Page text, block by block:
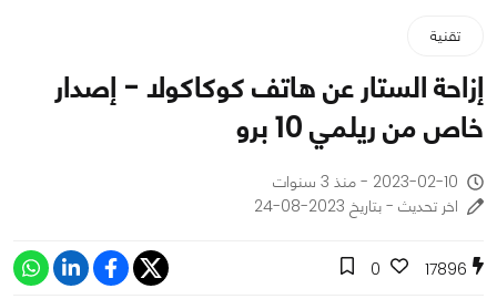
تقنية
إزاحة الستار عن هاتف كوكاكولا - إصدار
خاص من ريلمي 10 برو
2023-02-10 - منذ 3 سنوات
اخر تحديث - بتاريخ 2023-08-24
17896
0